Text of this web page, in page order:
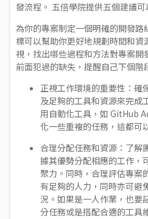
發流程。 五倍學院提供五個建議可
為你的專案制定一個明確的開發
標可以幫助你更好地規劃時間和
視，找出哪些過程和方法對專案
前面犯過的缺失，提醒自己下個階
正視工作環境的重要性：確
及足夠的工具和資源來完成
用自動化工具，如 GitHub
化一些重複的任務，這都可
合理分配任務和資源：了解
據其優勢分配相應的工作，
聚力。同時，合理評估專案
有足夠的人力，同時亦可避
況。如果是一人作業，也要
分任務或是搭配合適的工具